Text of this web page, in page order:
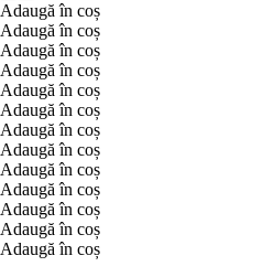
Adaugă în coș
Adaugă în coș
Adaugă în coș
Adaugă în coș
Adaugă în coș
Adaugă în coș
Adaugă în coș
Adaugă în coș
Adaugă în coș
Adaugă în coș
Adaugă în coș
Adaugă în coș
Adaugă în coș